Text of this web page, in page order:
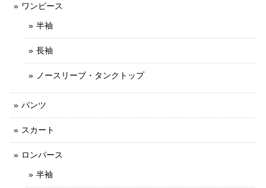
ワンピース
半袖
長袖
ノースリーブ・タンクトップ
パンツ
スカート
ロンパース
半袖